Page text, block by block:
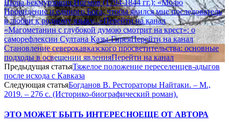
Шора Бекмурзович Ногмов (1794-1844 гг.): «Молю
Провидение и единого Бога, чтобы явился мне последователь
в любви к родному языку...»Перейти на канал
«Магометанин с глубокой думою смотрит на крест»: о
саморефлексии Султана Казы-ГиреяПерейти на канал
Становление северокавказского просветительства: основные
подходы в освещении явленияПерейти на канал
Предыдущая статьяТяжелое положение переселенцев-адыгов
после исхода с Кавказа
Следующая статьяБогданов В. Рестораторы Найтаки. – М.,
2019. – 276 с. (Историко-биографический роман).
ЭТО МОЖЕТ БЫТЬ ИНТЕРЕСНОЕЩЕ ОТ АВТОРА